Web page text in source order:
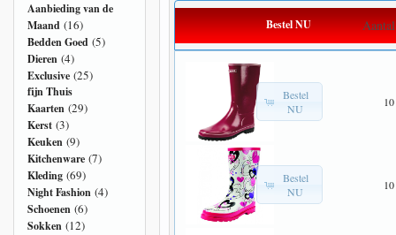
Bestel NU Aantal
Bestel
NU
10
Bestel
NU
10
Aanbieding van de
Maand (16)
Bedden Goed (5)
Dieren (4)
Exclusive (25)
fijn Thuis
Kaarten (29)
Kerst (3)
Keuken (9)
Kitchenware (7)
Kleding (69)
Night Fashion (4)
Schoenen (6)
Sokken (12)